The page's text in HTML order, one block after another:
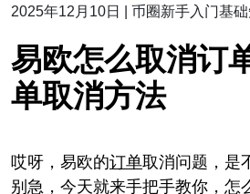
2025年12月10日
币圈新手入门基
易欧怎么取消订
单取消方法
哎呀，易欧的订单取消问题，是
别急，今天就来手把手教你，怎